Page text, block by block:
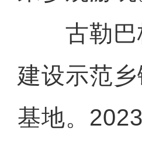
古勒巴
建设示范
基地。